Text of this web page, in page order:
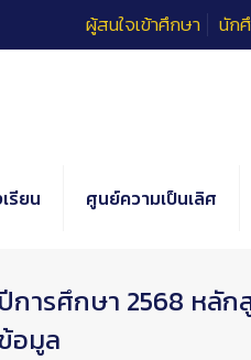
ผู้สนใจเข้าศึกษา นัก
รียน ศูนย์ความเป็นเลิศ
ารศึกษา 2568 หลั
อมูล